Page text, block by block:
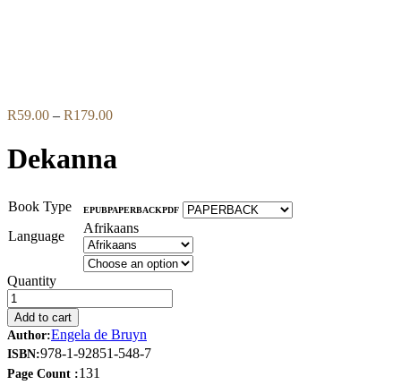
R59.00 – R179.00Price
through
Dekanna
Book Type EPUBPAPERBACKPDF
Language
Afrikaans
Quantity
Add to cart
Author:Engela de Bruyn
ISBN:978-1-92851-548-7
Page Count :131